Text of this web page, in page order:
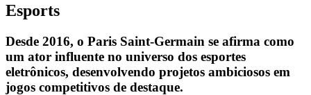
Esports
Desde 2016, o Paris Saint-Germain se afirma como
um ator influente no universo dos esportes
eletrônicos, desenvolvendo projetos ambiciosos em
jogos competitivos de destaque.